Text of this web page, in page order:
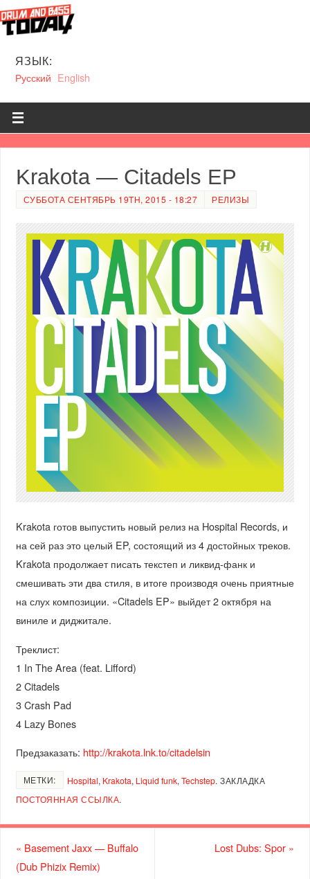
ЯЗЫК:
Русский English
Krakota — Citadels EP
СУББОТА СЕНТЯБРЬ 19TH, 2015 - 18:27 РЕЛИЗЫ
Krakota готов выпустить новый релиз на Hospital Records, и
на сей раз это целый EP, состоящий из 4 достойных треков.
Krakota продолжает писать текстеп и ликвид-фанк и
смешивать эти два стиля, в итоге производя очень приятные
на слух композиции. «Citadels EP» выйдет 2 октября на
виниле и диджитале.
Треклист:
1 In The Area (feat. Lifford)
2 Citadels
3 Crash Pad
4 Lazy Bones
Предзаказать: http://krakota.lnk.to/citadelsin
МЕТКИ: Hospital, Krakota, Liquid funk, Techstep. ЗАКЛАДКА
ПОСТОЯННАЯ ССЫЛКА.
« Basement Jaxx — Buffalo
(Dub Phizix Remix)
Lost Dubs: Spor »